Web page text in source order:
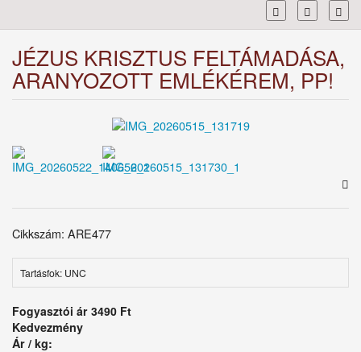
JÉZUS KRISZTUS FELTÁMADÁSA,
ARANYOZOTT EMLÉKÉREM, PP!
Cikkszám: ARE477
Tartásfok: UNC
Fogyasztói ár 3490 Ft
Kedvezmény
Ár / kg: